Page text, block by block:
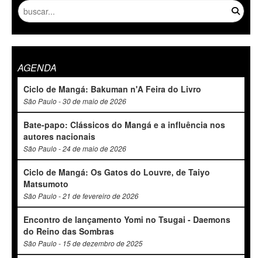
AGENDA
Ciclo de Mangá: Bakuman n'A Feira do Livro
São Paulo - 30 de maio de 2026
Bate-papo: Clássicos do Mangá e a influência nos
autores nacionais
São Paulo - 24 de maio de 2026
Ciclo de Mangá: Os Gatos do Louvre, de Taiyo
Matsumoto
São Paulo - 21 de fevereiro de 2026
Encontro de lançamento Yomi no Tsugai - Daemons
do Reino das Sombras
São Paulo - 15 de dezembro de 2025